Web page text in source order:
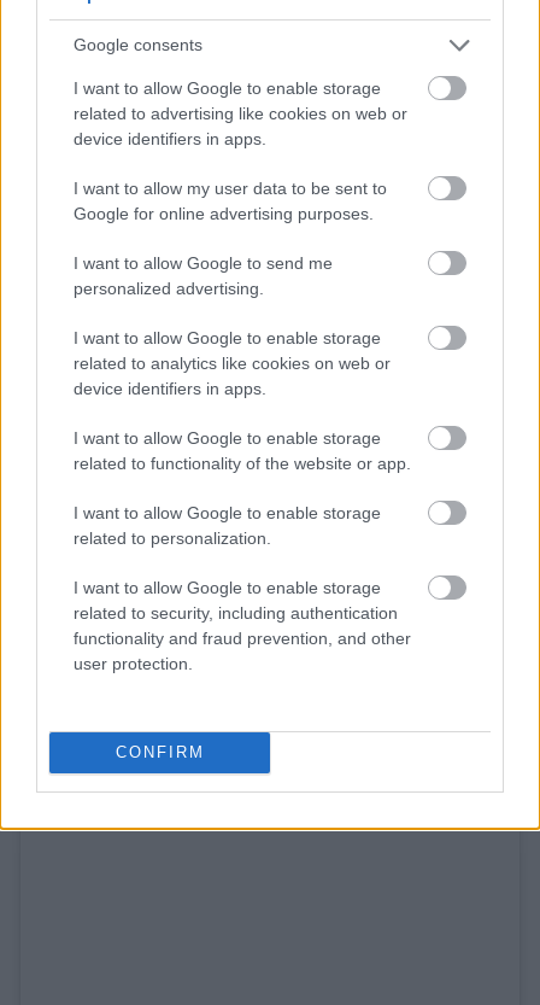
Google consents
I want to allow Google to enable storage
related to advertising like cookies on web or
device identifiers in apps.
I want to allow my user data to be sent to
Google for online advertising purposes.
I want to allow Google to send me
personalized advertising.
I want to allow Google to enable storage
related to analytics like cookies on web or
device identifiers in apps.
I want to allow Google to enable storage
related to functionality of the website or app.
I want to allow Google to enable storage
related to personalization.
I want to allow Google to enable storage
related to security, including authentication
functionality and fraud prevention, and other
user protection.
CONFIRM
View this post on Instagram
A post shared by Mateja Novakovic (@matejanova)